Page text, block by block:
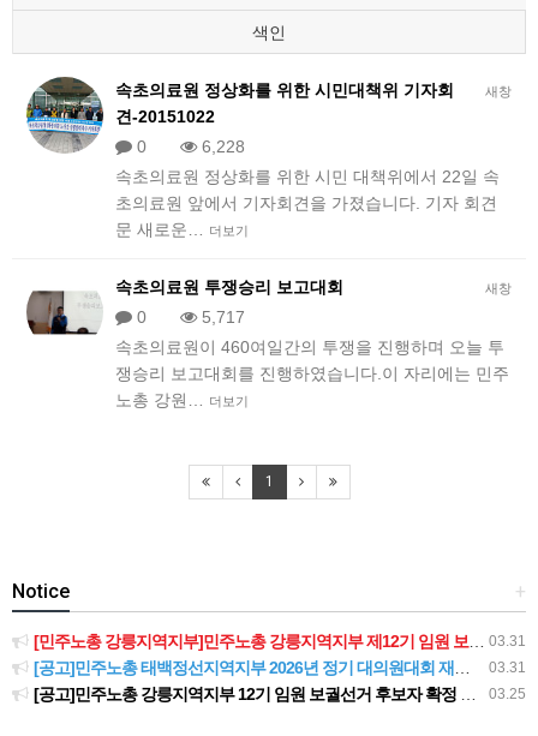
색인
새창
속초의료원 정상화를 위한 시민대책위 기자회
견-20151022
0
6,228
속초의료원 정상화를 위한 시민 대책위에서 22일 속
초의료원 앞에서 기자회견을 가졌습니다. 기자 회견
문 새로운…
더보기
새창
속초의료원 투쟁승리 보고대회
0
5,717
속초의료원이 460여일간의 투쟁을 진행하며 오늘 투
쟁승리 보고대회를 진행하였습니다.이 자리에는 민주
노총 강원…
더보기
1
+
Notice
03.31
[민주노총 강릉지역지부]민주노총 강릉지역지부 제12기 임원 보궐선거결과 공고
03.31
[공고]민주노총 태백정선지역지부 2026년 정기 대의원대회 재소집 건
03.25
[공고]민주노총 강릉지역지부 12기 임원 보궐선거 후보자 확정 공고